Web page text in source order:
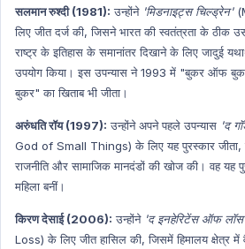
सलमान रुश्दी (1981): उन्होंने 'मिडनाइट्स चिल्ड्रेन'
लिए जीत दर्ज की, जिसने भारत की स्वतंत्रता के ठीक
राष्ट्र के इतिहास के समानांतर दिखाने के लिए जादुई
उपयोग किया। इस उपन्यास ने 1993 में "बुकर ऑफ
बुकर" का खिताब भी जीता।
अरुंधति रॉय (1997): उन्होंने अपने पहले उपन्यास 'द
God of Small Things) के लिए यह पुरस्कार जीता,
राजनीति और सामाजिक मानदंडों की खोज की। वह यह
महिला बनीं।
किरण देसाई (2006): उन्होंने 'द इनहेरिटेंस ऑफ
Loss) के लिए जीत हासिल की, जिसमें हिमालय क्षेत्र